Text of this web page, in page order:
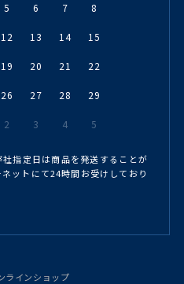
5 6 7 8
12 13 14 15
19 20 21 22
26 27 28 29
2 3 4 5
指定日は商品を発送することが
ットにて24時間お受けしており
ラインショップ